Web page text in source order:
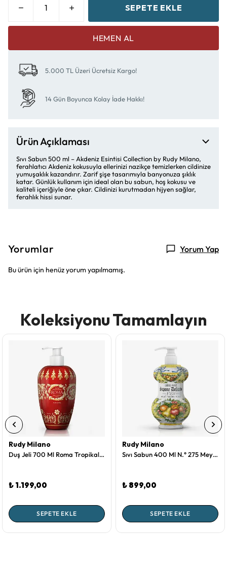
SEPETE EKLE
HEMEN AL
5.000 TL Üzeri Ücretsiz Kargo!
14 Gün Boyunca Kolay İade Hakkı!
Ürün Açıklaması
Sıvı Sabun 500 ml – Akdeniz Esintisi Collection by Rudy Milano,
ferahlatıcı Akdeniz kokusuyla ellerinizi nazikçe temizlerken cildinize
yumuşaklık kazandırır. Zarif şişe tasarımıyla banyonuza şıklık
katar. Günlük kullanım için ideal olan bu sabun, hoş kokusu ve
kaliteli içeriğiyle öne çıkar. Cildinizi kurutmadan hijyen sağlar,
ferahlık hissi sunar.
Yorumlar Yorum Yap
Bu ürün için henüz yorum yapılmamış.
Koleksiyonu Tamamlayın
Rudy Milano
Duş Jeli 700 Ml Roma Tropikal Meyve Collection by Rudy Milano
₺ 1.199,00
SEPETE EKLE
Rudy Milano
Sıvı Sabun 400 Ml N.° 275 Meyve Bahçesi Collection by Rudy Milano
₺ 899,00
SEPETE EKLE